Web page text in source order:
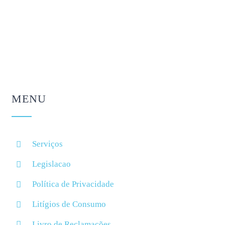
MENU
Serviços
Legislacao
Política de Privacidade
Litígios de Consumo